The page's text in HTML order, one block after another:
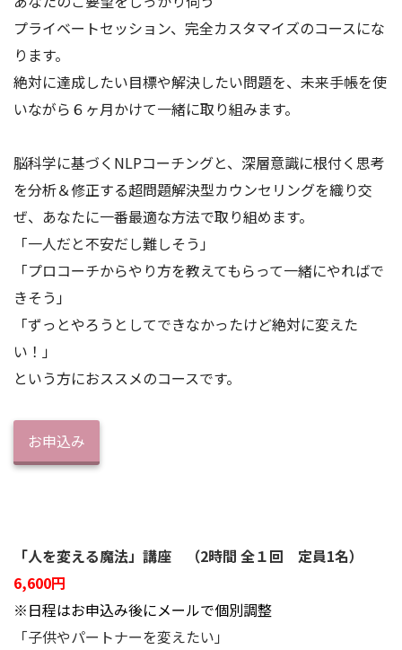
プライベートセッション、完全カスタマイズのコースにな
ります。
絶対に達成したい目標や解決したい問題を、未来手帳を使
いながら６ヶ月かけて一緒に取り組みます。
脳科学に基づくNLPコーチングと、深層意識に根付く思考
を分析＆修正する超問題解決型カウンセリングを織り交
ぜ、あなたに一番最適な方法で取り組めます。
「一人だと不安だし難しそう」
「プロコーチからやり方を教えてもらって一緒にやればで
きそう」
「ずっとやろうとしてできなかったけど絶対に変えた
い！」
という方におススメのコースです。
お申込み
「人を変える魔法」講座 （2時間 全１回 定員1名）
6,600円
※日程はお申込み後にメールで個別調整
「子供やパートナーを変えたい」